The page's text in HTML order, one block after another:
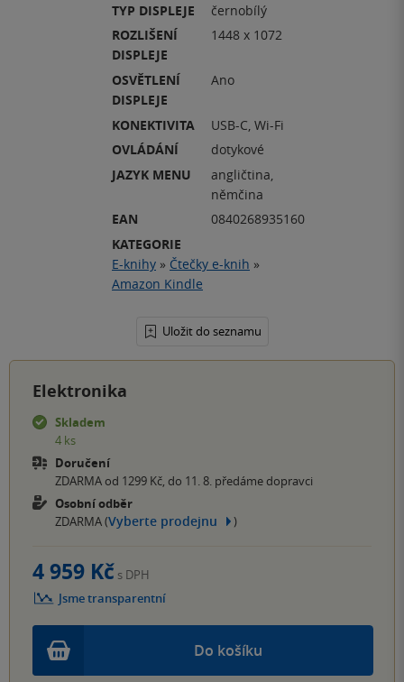
TYP DISPLEJE
černobílý
ROZLIŠENÍ
DISPLEJE
1448 x 1072
OSVĚTLENÍ
DISPLEJE
Ano
KONEKTIVITA
USB-C, Wi-Fi
OVLÁDÁNÍ
dotykové
JAZYK MENU
angličtina,
němčina
EAN
0840268935160
KATEGORIE
E-knihy » Čtečky e-knih »
Amazon Kindle
Uložit do seznamu
Elektronika
Skladem
4 ks
Doručení
ZDARMA od 1299 Kč, do 11. 8. předáme dopravci
Osobní odběr
ZDARMA (Vyberte prodejnu )
Do košíku
4 959 Kč s DPH
Jsme transparentní